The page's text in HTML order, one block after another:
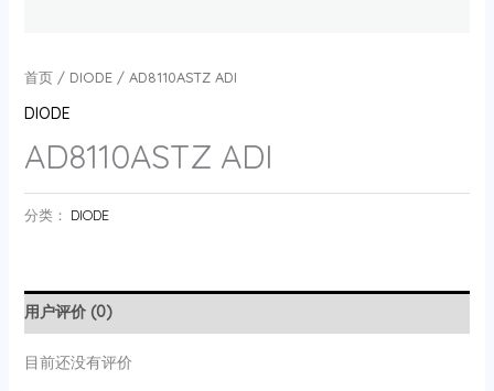
首页/ DIODE/ AD8110ASTZ ADI
DIODE
AD8110ASTZ ADI
分类： DIODE
用户评价 (0)
目前还没有评价